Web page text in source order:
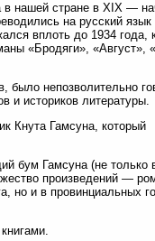
в нашей стране в XIX —
на русский язык
вплоть до 1934 года,
«Бродяги», «Август»,
было непозволительно
и историков литературы.
Кнута Гамсуна, который
бум Гамсуна (не только
произведений —
но и в провинциальных